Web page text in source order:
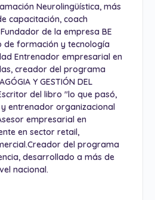
Neurolingüística, más
capacitación, coach
de la empresa BE
de formación y tecnología
Entrenador empresarial en
creador del programa
Y GESTIÓN DEL
del libro "lo que pasó,
entrenador organizacional
empresarial en
en sector retail,
del programa
desarrollado a más de
nacional.